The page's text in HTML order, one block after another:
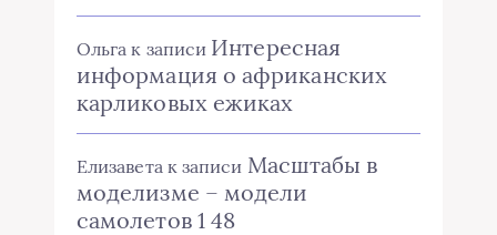
Ольга к записи Интересная
информация о африканских
карликовых ежиках
Елизавета к записи Масштабы в
моделизме – модели
самолетов 1 48